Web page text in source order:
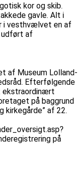
kor og skib.
gavle. Alt i
i vesthvælvet en af
udført af
af Museum Lolland-
Efterfølgende
ekstraordinært
på baggrund
kirkegårde” af 22.
på